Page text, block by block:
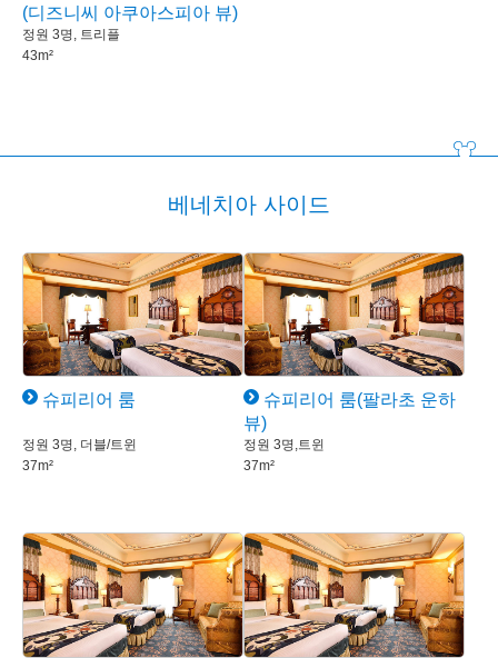
(디즈니씨 아쿠아스피아 뷰)
정원 3명, 트리플
43m²
베네치아 사이드
슈피리어 룸
정원 3명, 더블/트윈
37m²
슈피리어 룸(팔라초 운하
뷰)
정원 3명,트윈
37m²